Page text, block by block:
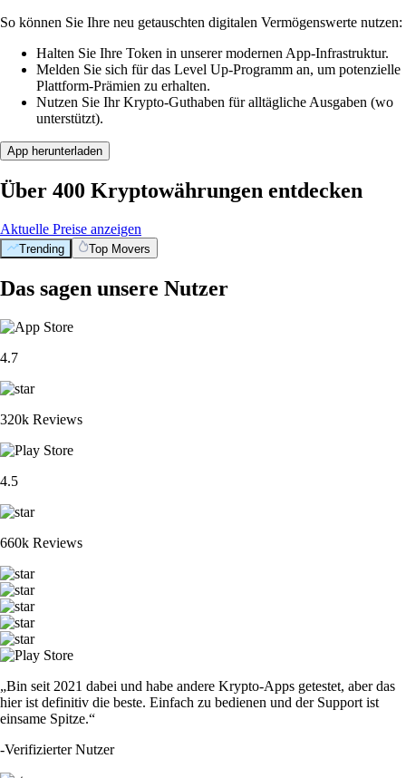
So können Sie Ihre neu getauschten digitalen Vermögenswerte nutzen:
Halten Sie Ihre Token in unserer modernen App-Infrastruktur.
Melden Sie sich für das Level Up-Programm an, um potenzielle
Plattform-Prämien zu erhalten.
Nutzen Sie Ihr Krypto-Guthaben für alltägliche Ausgaben (wo
unterstützt).
App herunterladen
Über 400 Kryptowährungen entdecken
Aktuelle Preise anzeigen
Trending Top Movers
Das sagen unsere Nutzer
4.7
320k Reviews
4.5
660k Reviews
„Bin seit 2021 dabei und habe andere Krypto-Apps getestet, aber das
hier ist definitiv die beste. Einfach zu bedienen und der Support ist
einsame Spitze.“
-Verifizierter Nutzer